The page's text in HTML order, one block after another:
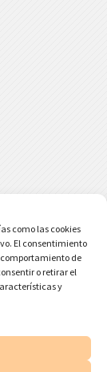
como las cookies
El consentimiento
comportamiento de
o retirar el
y